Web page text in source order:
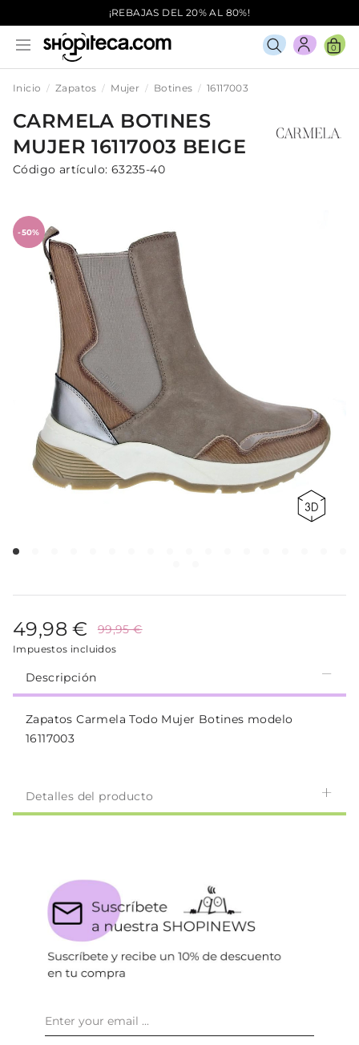
¡REBAJAS DEL 20% AL 80%!
0
Inicio Zapatos Mujer Botines 16117003
CARMELA BOTINES
MUJER16117003 BEIGE
Código artículo: 63235-40
-50%
49,98 € 99,95 €
Impuestos incluidos
Descripción
Zapatos Carmela Todo Mujer Botines modelo
16117003
Detalles del producto